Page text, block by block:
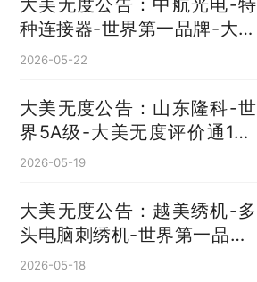
大美无度公告：中航光电-特
种连接器‌-世界第一品牌-大美
无度评价通193国
2026-05-22
大美无度公告：山东隆科-世
界5A级-大美无度评价通193
国
2026-05-19
大美无度公告：越美绣机-多
头电脑刺绣机‌-世界第一品牌-
大美无度评价通193国
2026-05-18